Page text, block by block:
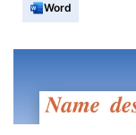
Word